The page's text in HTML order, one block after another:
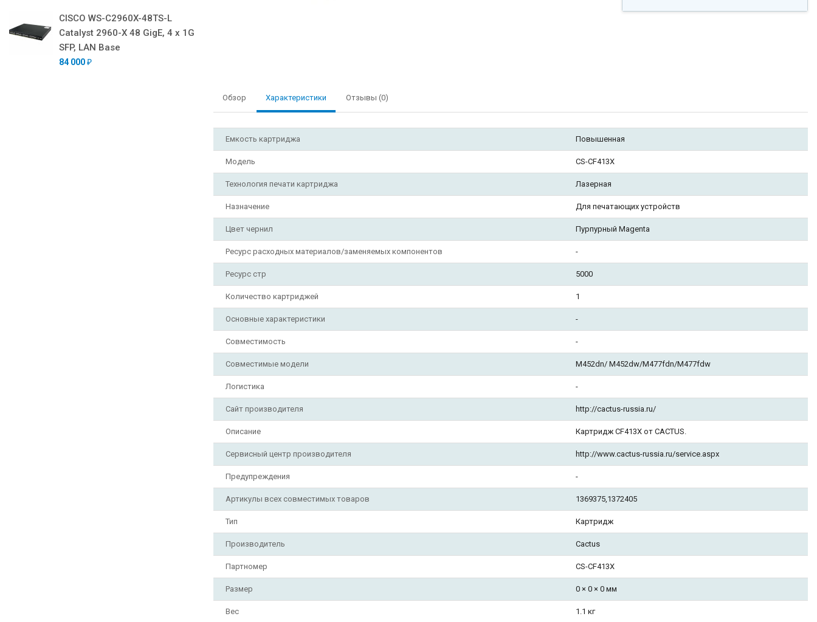
CISCO WS-C2960X-48TS-L
Catalyst 2960-X 48 GigE, 4 x 1G
SFP, LAN Base
84 000 ₽
Обзор Характеристики Отзывы (0)
Емкость картриджа Повышенная
Модель CS-CF413X
Технология печати картриджа Лазерная
Назначение Для печатающих устройств
Цвет чернил Пурпурный Magenta
Ресурс расходных материалов/заменяемых компонентов -
Ресурс стр 5000
Количество картриджей 1
Основные характеристики -
Совместимость -
Совместимые модели M452dn/ M452dw/M477fdn/M477fdw
Логистика -
Сайт производителя http://cactus-russia.ru/
Описание Картридж CF413X от CACTUS.
Сервисный центр производителя http://www.cactus-russia.ru/service.aspx
Предупреждения -
Артикулы всех совместимых товаров 1369375,1372405
Тип Картридж
Производитель Cactus
Партномер CS-CF413X
Размер 0 × 0 × 0 мм
Вес 1.1 кг